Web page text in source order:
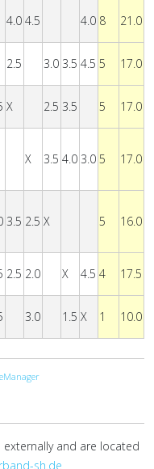
4.0 4.5 4.0 8 21.0
2.5 3.0 3.5 4.5 5 17.0
X 2.5 3.5 5 17.0
X 3.5 4.0 3.0 5 17.0
3.5 2.5 X 5 16.0
2.5 2.0 X 4.5 4 17.5
3.0 1.5 X 1 10.0
and are located
sh.de